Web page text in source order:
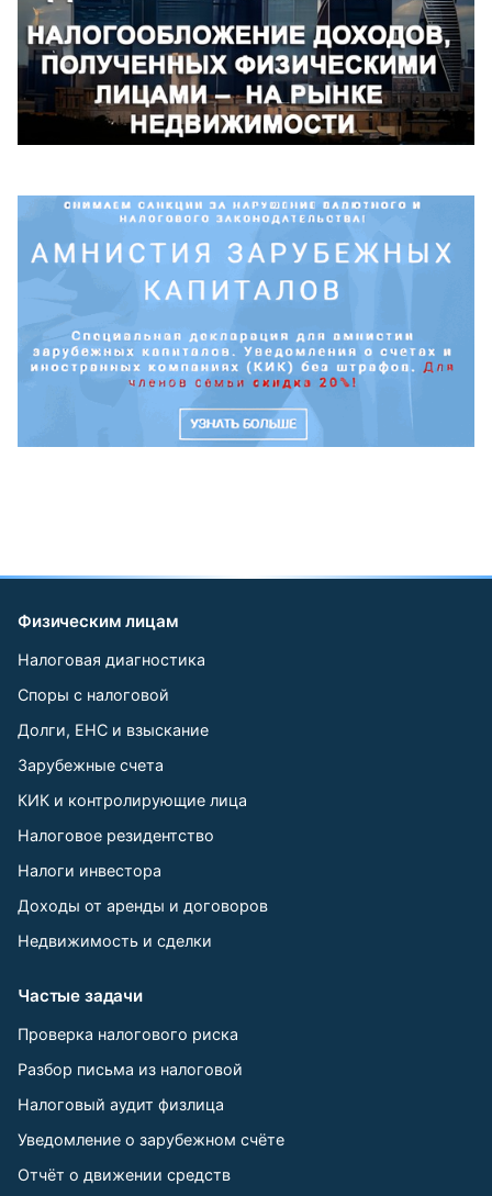
Физическим лицам
Налоговая диагностика
Споры с налоговой
Долги, ЕНС и взыскание
Зарубежные счета
КИК и контролирующие лица
Налоговое резидентство
Налоги инвестора
Доходы от аренды и договоров
Недвижимость и сделки
Частые задачи
Проверка налогового риска
Разбор письма из налоговой
Налоговый аудит физлица
Уведомление о зарубежном счёте
Отчёт о движении средств